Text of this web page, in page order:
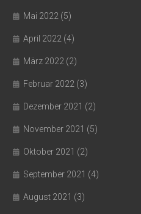
Mai 2022 (5)
April 2022 (4)
März 2022 (2)
Februar 2022 (3)
Dezember 2021 (2)
November 2021 (5)
Oktober 2021 (2)
September 2021 (4)
August 2021 (3)